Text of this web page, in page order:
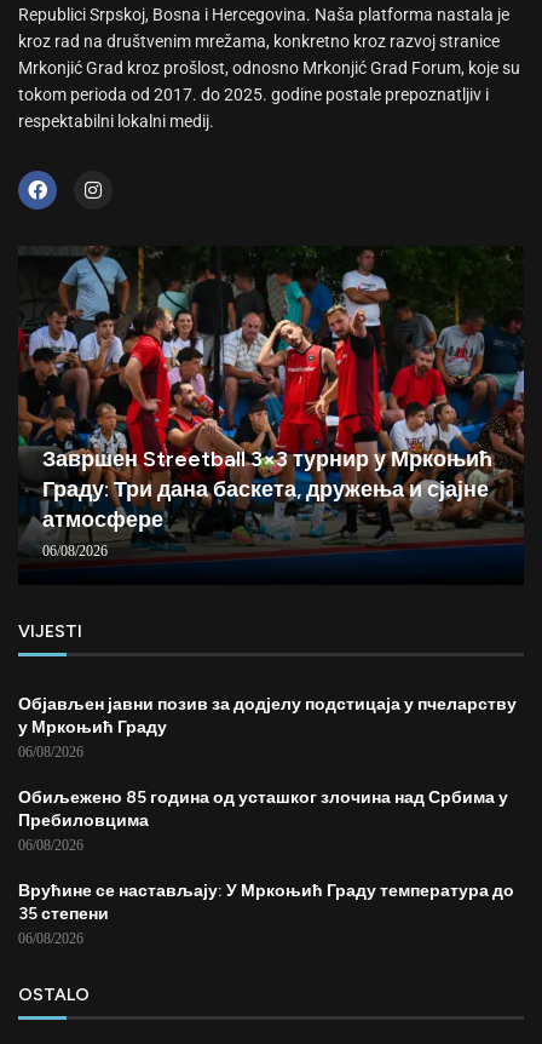
Republici Srpskoj, Bosna i Hercegovina. Naša platforma nastala je
kroz rad na društvenim mrežama, konkretno kroz razvoj stranice
Mrkonjić Grad kroz prošlost, odnosno Mrkonjić Grad Forum, koje su
tokom perioda od 2017. do 2025. godine postale prepoznatljiv i
respektabilni lokalni medij.
Завршен Streetball 3×3 турнир у Мркоњић
Граду: Три дана баскета, дружења и сјајне
атмосфере
06/08/2026
VIJESTI
Објављен јавни позив за додјелу подстицаја у пчеларству
у Мркоњић Граду
06/08/2026
Обиљежено 85 година од усташког злочина над Србима у
Пребиловцима
06/08/2026
Врућине се настављају: У Мркоњић Граду температура до
35 степени
06/08/2026
OSTALO